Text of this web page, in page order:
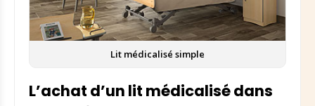
Lit médicalisé simple
L’achat d’un lit médicalisé dans